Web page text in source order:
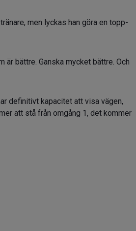
men lyckas han göra en topp-
är bättre. Ganska mycket bättre. Och
definitivt kapacitet att visa vägen,
att stå från omgång 1, det kommer